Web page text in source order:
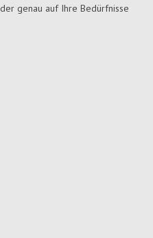
der genau auf Ihre Bedürfnisse